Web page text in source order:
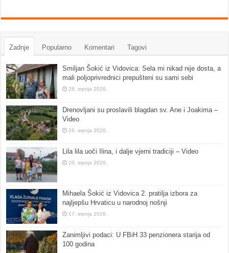
Zadnje Popularno Komentari Tagovi
Smiljan Šokić iz Vidovica: Sela mi nikad nije dosta, a
mali poljoprivrednici prepušteni su sami sebi
28. srpnja 2026.
Drenovljani su proslavili blagdan sv. Ane i Joakima –
Video
26. srpnja 2026.
Lila lila uoči Ilina, i dalje vjerni tradiciji – Video
20. srpnja 2026.
Mihaela Šokić iz Vidovica 2. pratilja izbora za
najljepšu Hrvaticu u narodnoj nošnji
17. srpnja 2026.
Zanimljivi podaci: U FBiH 33 penzionera starija od
100 godina